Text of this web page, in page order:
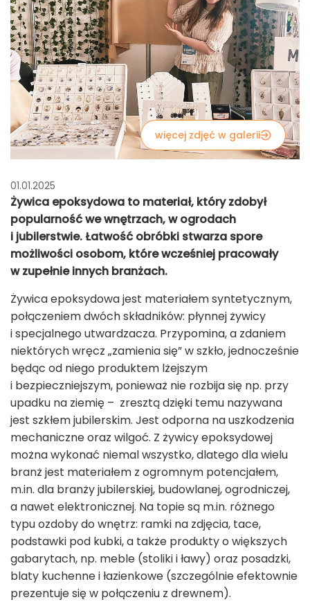
więcej zdjęć w galerii
01.01.2025
Żywica epoksydowa to materiał, który zdobył
popularność we wnętrzach, w ogrodach
i jubilerstwie. Łatwość obróbki stwarza spore
możliwości osobom, które wcześniej pracowały
w zupełnie innych branżach.
Żywica epoksydowa jest materiałem syntetycznym,
połączeniem dwóch składników: płynnej żywicy
i specjalnego utwardzacza. Przypomina, a zdaniem
niektórych wręcz „zamienia się” w szkło, jednocześnie
będąc od niego produktem lżejszym
i bezpieczniejszym, ponieważ nie rozbija się np. przy
upadku na ziemię – zresztą dzięki temu nazywana
jest szkłem jubilerskim. Jest odporna na uszkodzenia
mechaniczne oraz wilgoć. Z żywicy epoksydowej
można wykonać niemal wszystko, dlatego dla wielu
branż jest materiałem z ogromnym potencjałem,
m.in. dla branży jubilerskiej, budowlanej, ogrodniczej,
a nawet elektronicznej. Na topie są m.in. różnego
typu ozdoby do wnętrz: ramki na zdjęcia, tace,
podstawki pod kubki, a także produkty o większych
gabarytach, np. meble (stoliki i ławy) oraz posadzki,
blaty kuchenne i łazienkowe (szczególnie efektownie
prezentuje się w połączeniu z drewnem).